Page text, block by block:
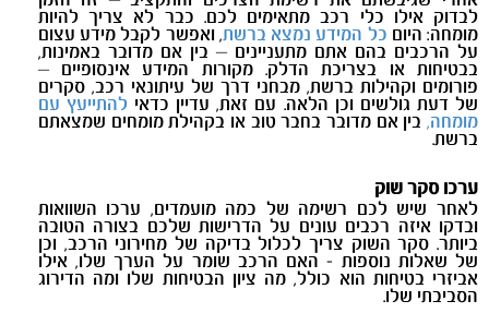
לבדוק אילו כלי רכב מתאימים לכם. כבר לא צריך להיות
מומחה: היום כל המידע נמצא ברשת, ואפשר לקבל מידע עצום
על הרכבים בהם אתם מתעניינים – בין אם מדובר באמינות,
בבטיחות או בצריכת הדלק. מקורות המידע אינסופיים –
פורומים וקהילות ברשת, מבחני דרך של עיתונאי רכב, סקרים
של דעת גולשים וכן הלאה. עם זאת, עדיין כדאילהתייעץ עם
מומחה, בין אם מדובר בחבר טוב או בקהילת מומחים שמצאתם
ברשת.
ערכו סקר שוק
לאחר שיש לכם רשימה של כמה מועמדים, ערכו השוואות
ובדקו איזה רכבים עונים על הדרישות שלכם בצורה הטובה
ביותר. סקר השוק צריך לכלול בדיקה של מחירוני הרכב, וכן
של שאלות נוספות - האם הרכב שומר על הערך שלו, אילו
אביזרי בטיחות הוא כולל, מה ציון הבטיחות שלו ומה הדירוג
הסביבתי שלו.